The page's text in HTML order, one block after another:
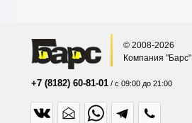
© 2008-2026
Компания "Барс"
+7 (8182) 60-81-01 / с 09:00 до 21:00